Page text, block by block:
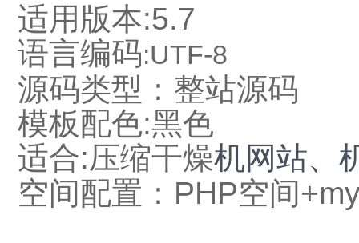
适用版本:5.7
语言编码:UTF-8
源码类型：整站源码
模板配色:黑色
适合:压缩干燥机网站、
空间配置：PHP空间